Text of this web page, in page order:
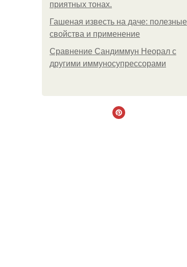
приятных тонах.
Гашеная известь на даче: полезные
свойства и применение
Сравнение Сандиммун Неорал с
другими иммуносупрессорами